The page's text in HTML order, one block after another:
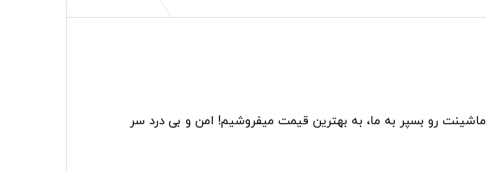
ماشینت رو بسپر به ما، به بهترین قیمت میفروشیم! امن و بی درد سر